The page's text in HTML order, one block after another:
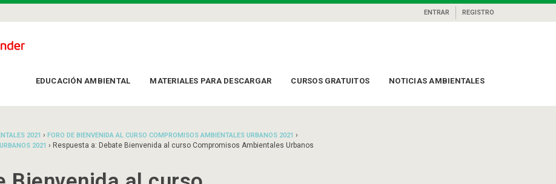
ENTRAR REGISTRO
EDUCACIÓN AMBIENTAL MATERIALES PARA DESCARGAR CURSOS GRATUITOS NOTICIAS AMBIENTALES
2021 › FORO DE BIENVENIDA AL CURSO COMPROMISOS AMBIENTALES URBANOS 2021 ›
2021 › Respuesta a: Debate Bienvenida al curso Compromisos Ambientales Urbanos